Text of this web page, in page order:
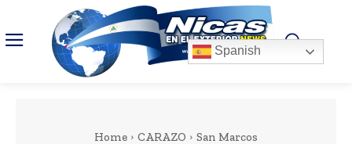
Home CARAZO San Marcos
Spanish